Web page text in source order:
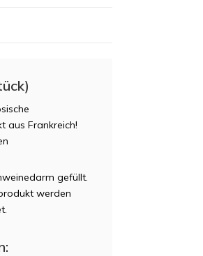
aus Frankreich!
gefüllt.
werden